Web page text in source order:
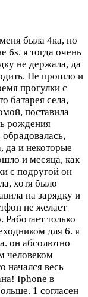
была 4ка, но
6s. я тогда очень
не держала, да
Не прошло и
прогулки с
батарея села,
поставила
рождения
да и некоторые
и месяца, как
с подругой он
хотя было
на зарядку и
не желает
только
для 6. я
он абсолютно
человеком
начался весь
Iphone в
1 согласен